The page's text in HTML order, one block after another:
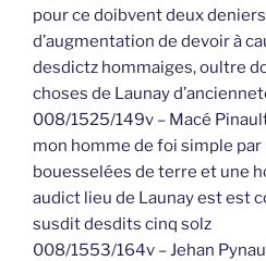
pour ce doibvent deux
d’augmentation de devoir à
desdictz hommaiges, oultre
choses de Launay
008/1525/149v – Macé
mon homme de foi simple par
bouesselées de terre et une
audict lieu de Launay est est
susdit desdits cinq solz
008/1553/164v – Jehan